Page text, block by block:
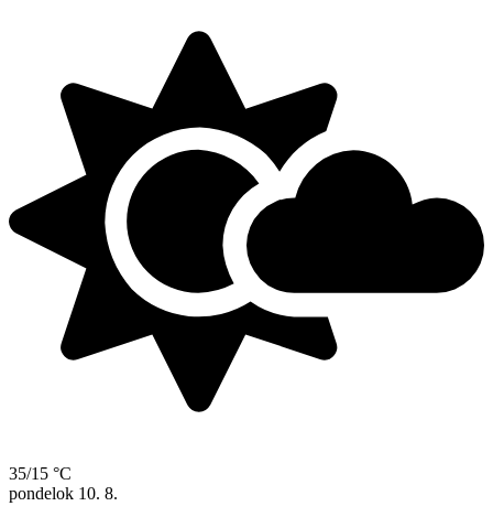
35/15 °C
pondelok 10. 8.